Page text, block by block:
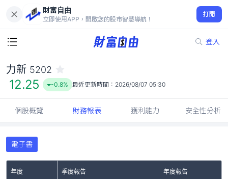
財富自由
立即使用APP，開啟您的股市智慧導航！
打開
登入
12.25
-0.8%
力新 5202
12.25 -0.8% 最近更新時間： 2026/08/07 05:30
個股概覽 財務報表 獲利能力 安全性分析
電子書
年度 季度報告 年度報告